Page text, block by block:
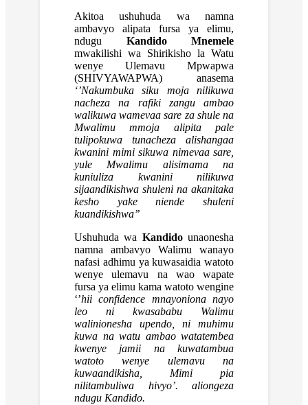
Akitoa ushuhuda wa namna
ambavyo alipata fursa ya elimu,
ndugu Kandido Mnemele
mwakilishi wa Shirikisho la Watu
wenye Ulemavu Mpwapwa
(SHIVYAWAPWA) anasema
‘’Nakumbuka siku moja nilikuwa
nacheza na rafiki zangu ambao
walikuwa wamevaa sare za shule na
Mwalimu mmoja alipita pale
tulipokuwa tunacheza alishangaa
kwanini mimi sikuwa nimevaa sare,
yule Mwalimu alisimama na
kuniuliza kwanini nilikuwa
sijaandikishwa shuleni na akanitaka
kesho yake niende shuleni
kuandikishwa’’
Ushuhuda wa Kandidounaonesha
namna ambavyo Walimu wanayo
nafasi adhimu ya kuwasaidia watoto
wenye ulemavu na wao wapate
fursa ya elimu kama watoto wengine
‘’hii confidence mnayoniona nayo
leo ni kwasababu Walimu
walinionesha upendo, ni muhimu
kuwa na watu ambao watatembea
kwenye jamii na kuwatambua
watoto wenye ulemavu na
kuwaandikisha, Mimi pia
nilitambuliwa hivyo’. aliongeza
ndugu Kandido.